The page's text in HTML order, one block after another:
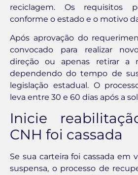
reciclagem. Os requisitos
conforme o estado e o motivo
Após aprovação do
convocado para realizar
direção ou apenas retirar a
dependendo do tempo de
legislação estadual. O
leva entre 30 e 60 dias após a
Inicie
CNH foi cassada
Se sua carteira foi cassada em
suspensa, o processo de